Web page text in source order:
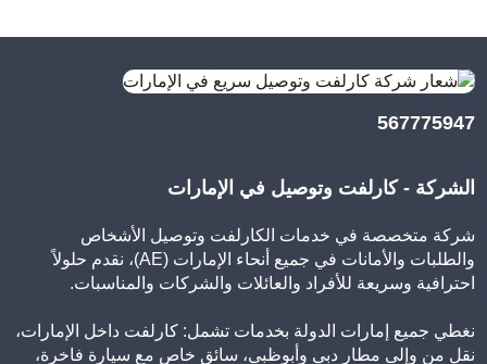
567775947
الشركة - كارلفت وتوصيل في الإمارات
شركة متخصصة في خدمات الكارلفت وتوصيل الأشخاص
والطلبات والأمانات في جميع أنحاء الإمارات (AE)، نقدم حلولاً
احترافية وسريعة للأفراد والعائلات والشركات والمناسبات.
نغطي جميع إمارات الدولة بخدمات تشمل: كارلفت داخل الإمارات،
نقل من وإلى مطار دبي وأبوظبي، سائق خاص مع سيارة فاخرة،